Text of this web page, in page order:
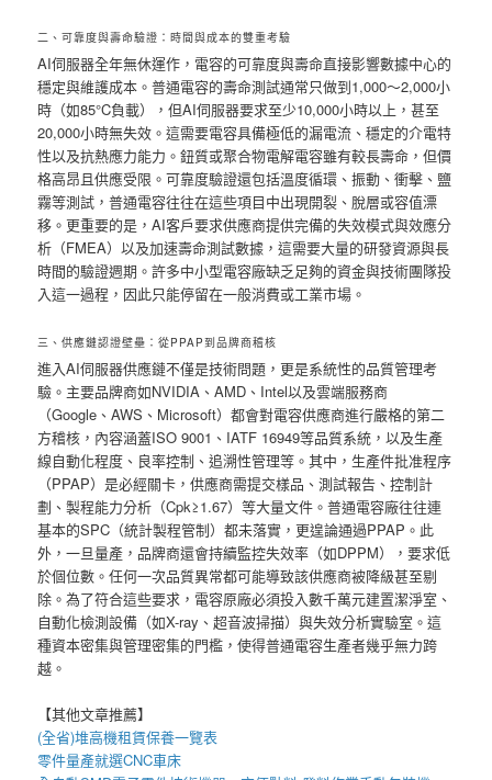
二、可靠度與壽命驗證：時間與成本的雙重考驗
AI伺服器全年無休運作，電容的可靠度與壽命直接影響數據中心的
穩定與維護成本。普通電容的壽命測試通常只做到1,000～2,000小
時（如85°C負載），但AI伺服器要求至少10,000小時以上，甚至
20,000小時無失效。這需要電容具備極低的漏電流、穩定的介電特
性以及抗熱應力能力。鈕質或聚合物電解電容雖有較長壽命，但價
格高昂且供應受限。可靠度驗證還包括溫度循環、振動、衝擊、鹽
霧等測試，普通電容往往在這些項目中出現開裂、脫層或容值漂
移。更重要的是，AI客戶要求供應商提供完備的失效模式與效應分
析（FMEA）以及加速壽命測試數據，這需要大量的研發資源與長
時間的驗證週期。許多中小型電容廠缺乏足夠的資金與技術團隊投
入這一過程，因此只能停留在一般消費或工業市場。
三、供應鏈認證壁壘：從PPAP到品牌商稽核
進入AI伺服器供應鏈不僅是技術問題，更是系統性的品質管理考
驗。主要品牌商如NVIDIA、AMD、Intel以及雲端服務商
（Google、AWS、Microsoft）都會對電容供應商進行嚴格的第二
方稽核，內容涵蓋ISO 9001、IATF 16949等品質系統，以及生產
線自動化程度、良率控制、追溯性管理等。其中，生產件批准程序
（PPAP）是必經關卡，供應商需提交樣品、測試報告、控制計
劃、製程能力分析（Cpk≥1.67）等大量文件。普通電容廠往往連
基本的SPC（統計製程管制）都未落實，更遑論通過PPAP。此
外，一旦量產，品牌商還會持續監控失效率（如DPPM），要求低
於個位數。任何一次品質異常都可能導致該供應商被降級甚至剔
除。為了符合這些要求，電容原廠必須投入數千萬元建置潔淨室、
自動化檢測設備（如X-ray、超音波掃描）與失效分析實驗室。這
種資本密集與管理密集的門檻，使得普通電容生產者幾乎無力跨
越。
【其他文章推薦】
(全省)堆高機租賃保養一覽表
零件量產就選CNC車床